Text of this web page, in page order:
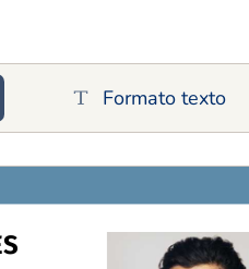
Formato texto